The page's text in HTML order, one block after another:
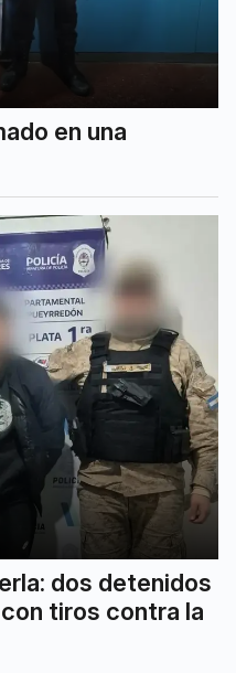
en una
dos detenidos
tiros contra la